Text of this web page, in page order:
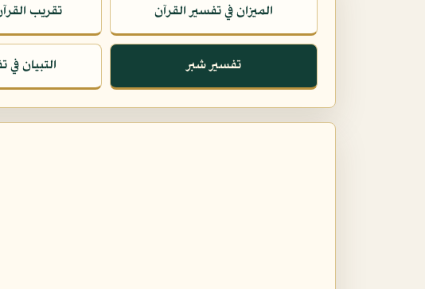
الميزان في تفسير القرآن تقريب
تفسير شبر التبيان في